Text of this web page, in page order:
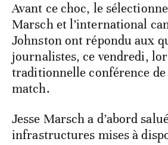
Avant ce choc, le
Marsch et l’international
Johnston ont répondu aux
journalistes, ce vendredi,
traditionnelle conférence de
match.
Jesse Marsch a d’abord
infrastructures mises à